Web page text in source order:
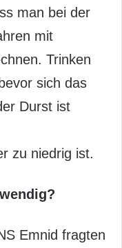
man bei der
mit
Trinken
sich das
Durst ist
zu niedrig ist.
Emnid fragten